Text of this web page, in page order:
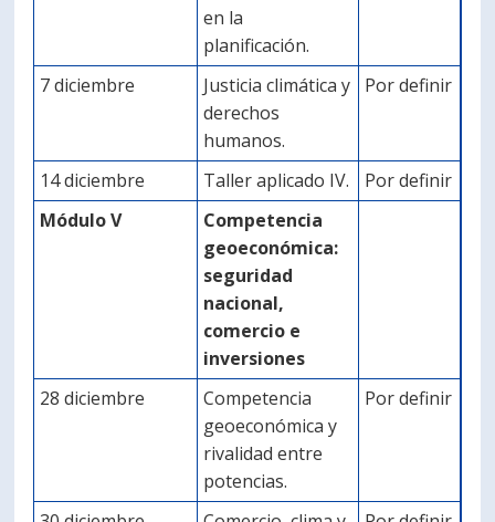
en la
planificación.
7 diciembre
Justicia climática y
derechos
humanos.
Por definir
14 diciembre Taller aplicado IV.
Por definir
Módulo V
Competencia
geoeconómica:
seguridad
nacional,
comercio e
inversiones
28 diciembre
Competencia
geoeconómica y
rivalidad entre
potencias.
Por definir